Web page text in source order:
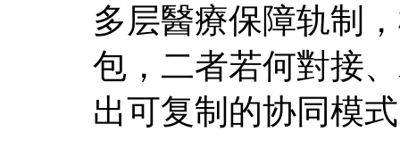
多层醫療保障轨制
包，二者若何對接
出可复制的协同模